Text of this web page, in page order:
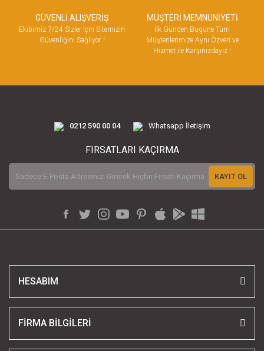
GÜVENLİ ALIŞVERİŞ
Ekibimiz 7/24 Sizler İçin Sitemizin
Güvenliğini Sağlıyor !
MÜŞTERİ MEMNUNİYETİ
İlk Günden Bugüne Tüm
Müşterilerimize Aynı Özveri ve
Hizmet ile Karşınızdayız !
0212 590 00 04 Whatsapp İletişim
FIRSATLARI KAÇIRMA
KAYIT OL
HESABIM
FİRMA BİLGİLERİ